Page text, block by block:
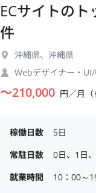
ECサイトの
件
沖縄県、沖縄県
Webデザイナー・
〜210,000 円／月
稼働日数
5日
常駐日数
0日、1日
就業時間
10：00～